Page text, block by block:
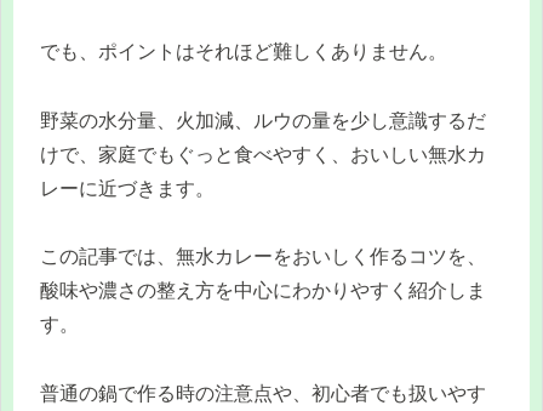
でも、ポイントはそれほど難しくありません。
野菜の水分量、火加減、ルウの量を少し意識するだ
けで、家庭でもぐっと食べやすく、おいしい無水カ
レーに近づきます。
この記事では、無水カレーをおいしく作るコツを、
酸味や濃さの整え方を中心にわかりやすく紹介しま
す。
普通の鍋で作る時の注意点や、初心者でも扱いやす